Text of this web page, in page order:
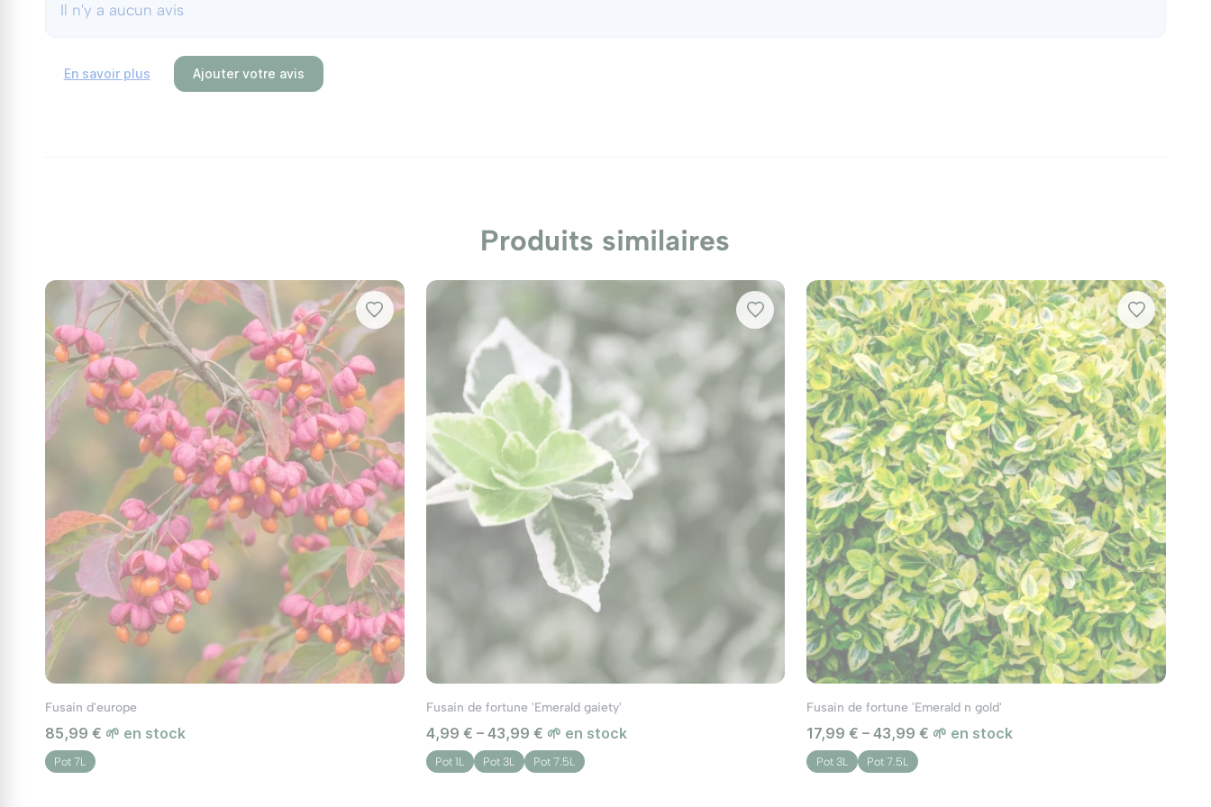
décoratifs ou en bordures, il saura se démarquer tout en offrant une structure esthétique. Ses variétés panachées ajoutent une touche de couleur et d'éclat,
mètre si vous le plantez isolément. Idéal associé au
Green Spire Euonymus Japonicus Green Spire
Il n'y a aucun avis
En savoir plus Ajouter votre avis
Produits similaires
Fusain d'europe
85,99 € 🌱 en stock
Pot 7L
Fusain de fortune 'Emerald gaiety'
4,99 € – 43,99 € 🌱 en stock
Pot 1L Pot 3L Pot 7.5L
Fusain de fortune 'Emerald n gold'
17,99 € – 43,99 € 🌱 en stock
Pot 3L Pot 7.5L